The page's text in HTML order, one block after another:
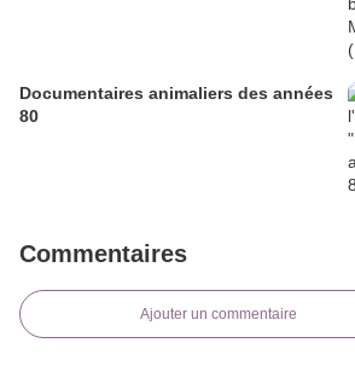
Documentaires animaliers des années
80
Commentaires
Ajouter un commentaire